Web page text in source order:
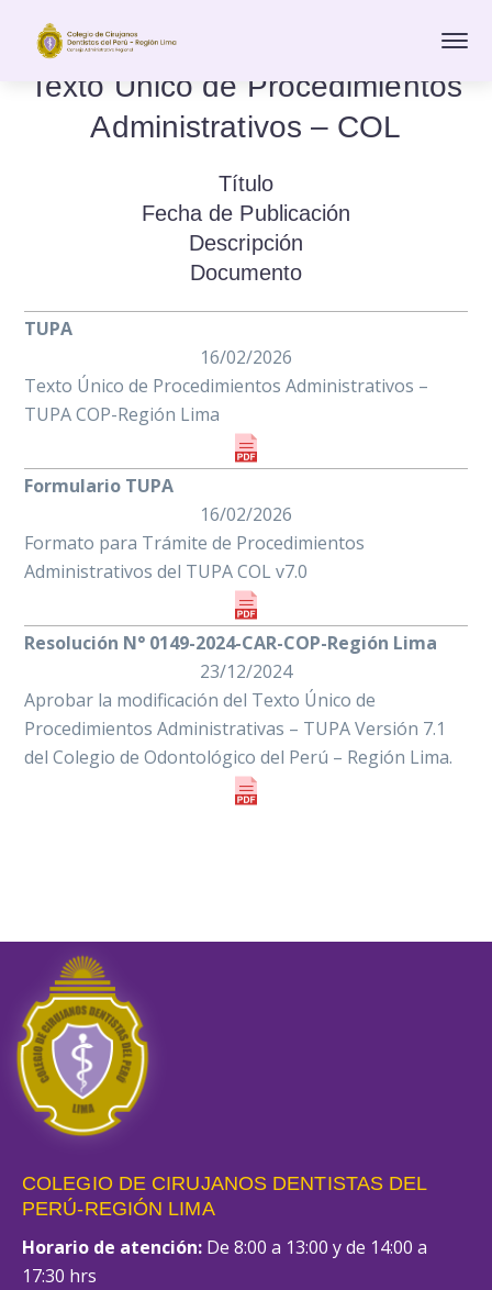
Texto Único de Procedimientos
Administrativos – COL
Título
Fecha de Publicación
Descripción
Documento
TUPA
16/02/2026
Texto Único de Procedimientos Administrativos –
TUPA COP-Región Lima
Formulario TUPA
16/02/2026
Formato para Trámite de Procedimientos
Administrativos del TUPA COL v7.0
Resolución N° 0149-2024-CAR-COP-Región Lima
23/12/2024
Aprobar la modificación del Texto Único de
Procedimientos Administrativas – TUPA Versión 7.1
del Colegio de Odontológico del Perú – Región Lima.
COLEGIO DE CIRUJANOS DENTISTAS DEL
PERÚ-REGIÓN LIMA
Horario de atención: De 8:00 a 13:00 y de 14:00 a
17:30 hrs